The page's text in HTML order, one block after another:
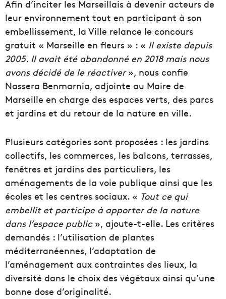
Afin d’inciter les Marseillais à devenir acteurs de
leur environnement tout en participant à son
embellissement, la Ville relance le concours
gratuit « Marseille en fleurs » : « Il existe depuis
2005. Il avait été abandonné en 2018 mais nous
avons décidé de le réactiver», nous confie
Nassera Benmarnia, adjointe au Maire de
Marseille en charge des espaces verts, des parcs
et jardins et du retour de la nature en ville.
Plusieurs catégories sont proposées : les jardins
collectifs, les commerces, les balcons, terrasses,
fenêtres et jardins des particuliers, les
aménagements de la voie publique ainsi que les
écoles et les centres sociaux. « Tout ce qui
embellit et participe à apporter de la nature
dans l’espace public», ajoute-t-elle. Les critères
demandés : l’utilisation de plantes
méditerranéennes, l’adaptation de
l’aménagement aux contraintes des lieux, la
diversité dans le choix des végétaux ainsi qu’une
bonne dose d’originalité.